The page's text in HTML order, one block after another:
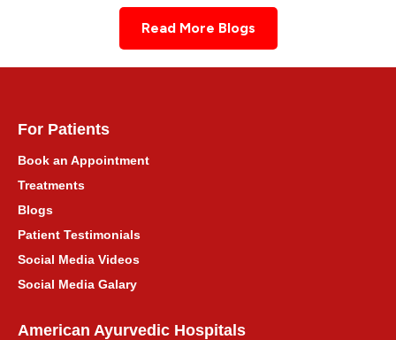
Read More Blogs
For Patients
Book an Appointment
Treatments
Blogs
Patient Testimonials
Social Media Videos
Social Media Galary
American Ayurvedic Hospitals